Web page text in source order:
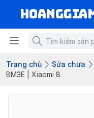
Trang chủ Sửa chữa
BM3E | Xiaomi 8